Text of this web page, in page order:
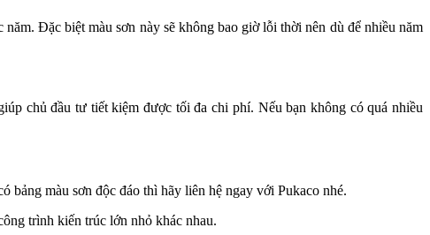
Đặc biệt màu sơn này sẽ không bao giờ lỗi thời nên dù để nhiều năm
chủ đầu tư tiết kiệm được tối đa chi phí. Nếu bạn không có quá nhiều
màu sơn độc đáo thì hãy liên hệ ngay với Pukaco nhé.
trình kiến trúc lớn nhỏ khác nhau.